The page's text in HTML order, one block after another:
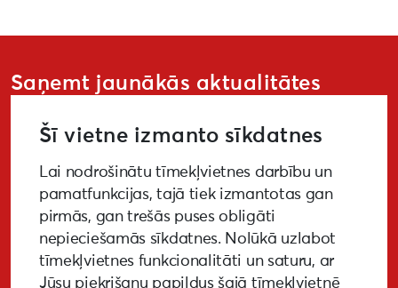
Saņemt jaunākās aktualitātes
PIETEIKTIES
GALERIJA MEDIJIEM LKA PĒTĪJUMS
Šī vietne izmanto sīkdatnes
Lai nodrošinātu tīmekļvietnes darbību un
pamatfunkcijas, tajā tiek izmantotas gan
pirmās, gan trešās puses obligāti
nepieciešamās sīkdatnes. Nolūkā uzlabot
tīmekļvietnes funkcionalitāti un saturu, ar
Jūsu piekrišanu papildus šajā tīmekļvietnē